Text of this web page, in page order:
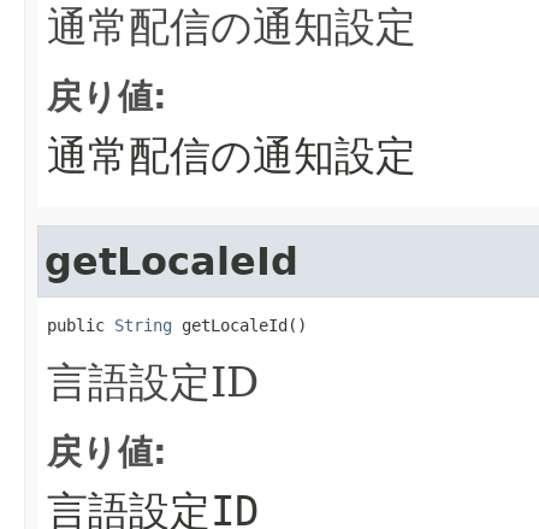
通常配信の通知設定
戻り値:
通常配信の通知設定
getLocaleId
public String getLocaleId()
言語設定ID
戻り値:
言語設定ID